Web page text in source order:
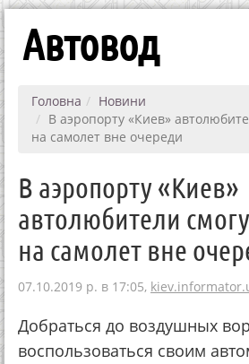
Автовод
Головна
Новини
В аэропорту «Киев»
на самолет вне очереди
В аэропорту «Киев»
автолюбители
на самолет вне
07.10.2019 р. в 17:05,
Добраться до воздушных
воспользоваться своим